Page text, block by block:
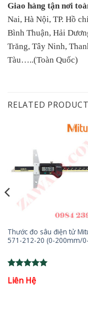
Giao hàng tận nơi
Nai, Hà Nội, TP. Hồ
Bình Thuận, Hải
Trăng, Tây Ninh,
Tàu…..(Toàn Quốc)
RELATED
Thước đo sâu điện tử
571-212-20 (0-200mm/
out of 5
Liên Hệ